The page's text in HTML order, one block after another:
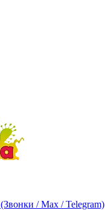
(Звонки / Max / Telegram)